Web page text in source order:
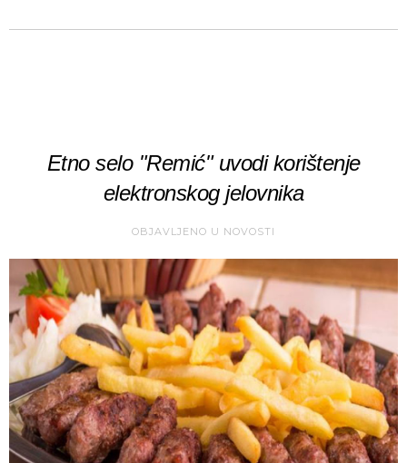
Etno selo "Remić" uvodi korištenje
elektronskog jelovnika
OBJAVLJENO U NOVOSTI